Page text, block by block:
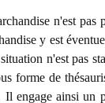
n'est
y est
n'est pas
forme de
engage ainsi un